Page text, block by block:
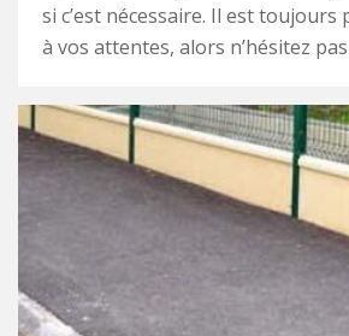
si c’est nécessaire. Il est
à vos attentes, alors n’hésitez